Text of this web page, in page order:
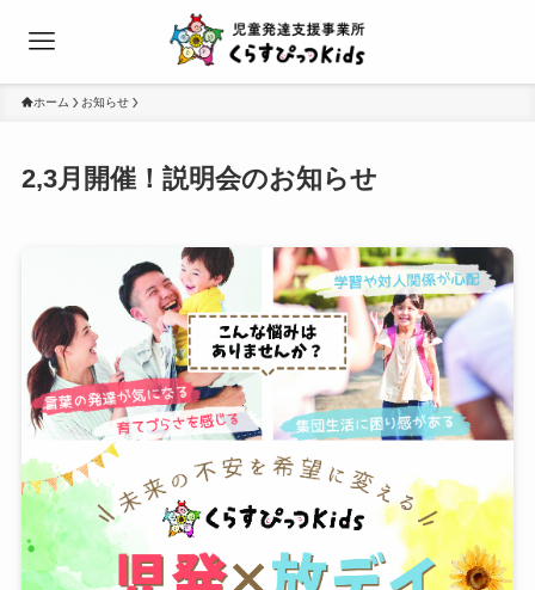
ホーム お知らせ
2,3月開催！説明会のお知らせ